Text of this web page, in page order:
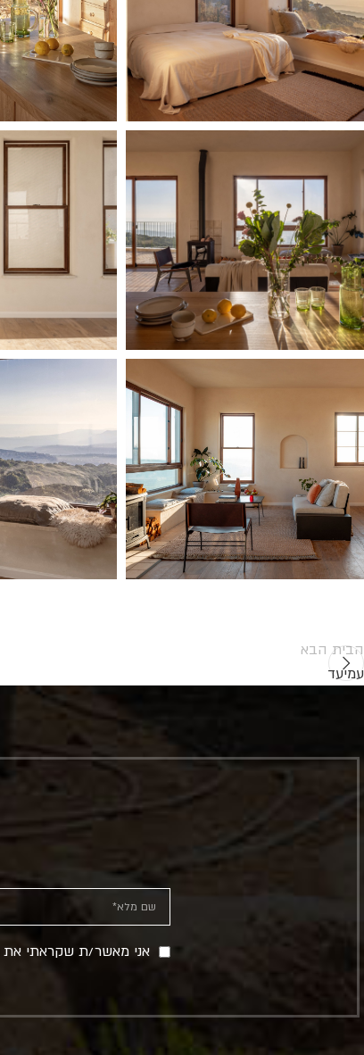
הבית הבא
עמיעד
אני מאשר/ת שקראתי את